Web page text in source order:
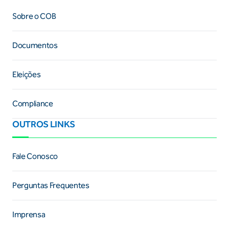
Sobre o COB
Documentos
Eleições
Compliance
OUTROS LINKS
Fale Conosco
Perguntas Frequentes
Imprensa